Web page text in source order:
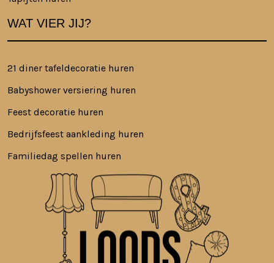
WAT VIER JIJ?
21 diner tafeldecoratie huren
Babyshower versiering huren
Feest decoratie huren
Bedrijfsfeest aankleding huren
Familiedag spellen huren